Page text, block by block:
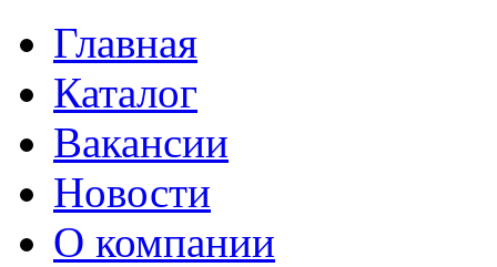
Главная
Каталог
Вакансии
Новости
О компании